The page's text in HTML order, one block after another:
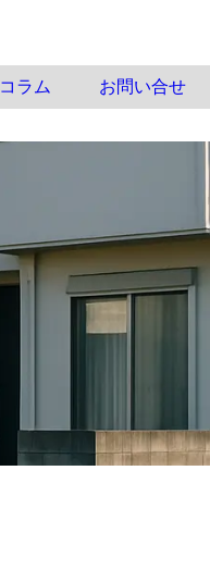
コラム お問い合せ